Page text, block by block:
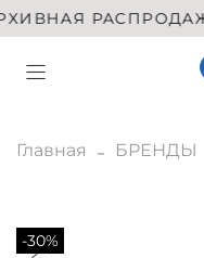
РАСПРОДАЖА @
Главная БРЕНДЫ
-30%